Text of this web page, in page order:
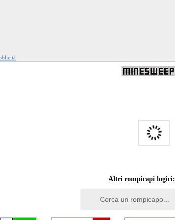
Altri rompicapi logici: